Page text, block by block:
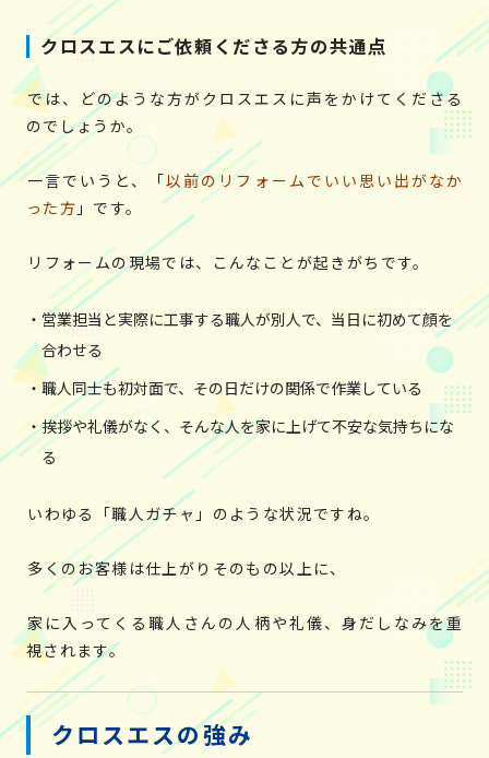
クロスエスにご依頼くださる方の共通点
では、どのような方がクロスエスに声をかけてくださる
のでしょうか。
一言でいうと、「以前のリフォームでいい思い出がなか
った方 」です。
リフォームの現場では、こんなことが起きがちです。
営業担当と実際に工事する職人が別人で、当日に初めて顔を
合わせる
職人同士も初対面で、その日だけの関係で作業している
挨拶や礼儀がなく、そんな人を家に上げて不安な気持ちにな
る
いわゆる「職人ガチャ」のような状況ですね。
多くのお客様は仕上がりそのもの以上に、
家に入ってくる職人さんの人柄や礼儀、身だしなみを重
視されます。
クロスエスの強み